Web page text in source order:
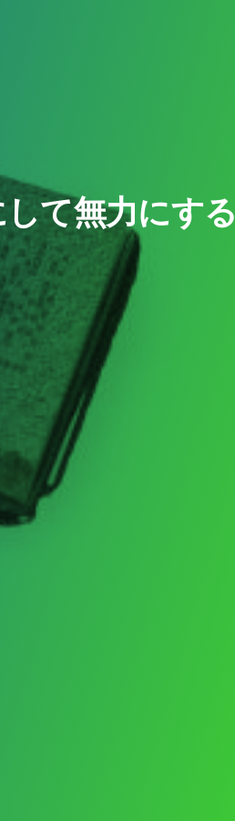
て無力にする